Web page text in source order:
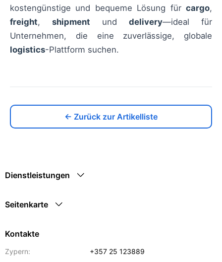
kostengünstige und bequeme Lösung für cargo,
freight, shipment und delivery—ideal für
Unternehmen, die eine zuverlässige, globale
logistics-Plattform suchen.
← Zurück zur Artikelliste
Dienstleistungen
Seitenkarte
Kontakte
Zypern: +357 25 123889